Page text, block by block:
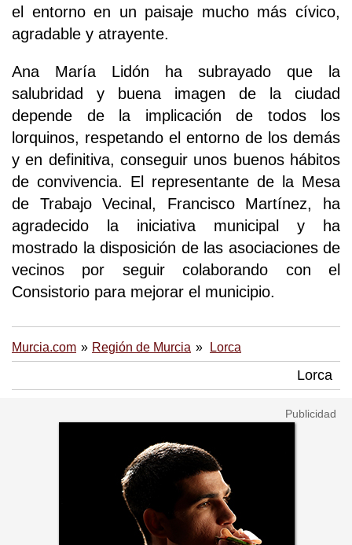
el entorno en un paisaje mucho más cívico,
agradable y atrayente.
Ana María Lidón ha subrayado que la
salubridad y buena imagen de la ciudad
depende de la implicación de todos los
lorquinos, respetando el entorno de los demás
y en definitiva, conseguir unos buenos hábitos
de convivencia. El representante de la Mesa
de Trabajo Vecinal, Francisco Martínez, ha
agradecido la iniciativa municipal y ha
mostrado la disposición de las asociaciones de
vecinos por seguir colaborando con el
Consistorio para mejorar el municipio.
Murcia.com Región de Murcia Lorca
Lorca